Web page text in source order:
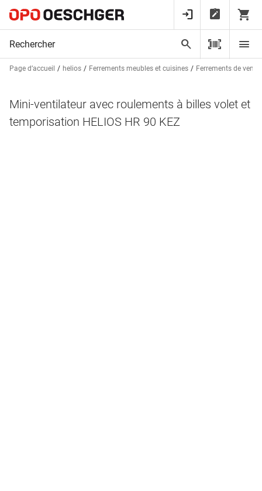
Page d’accueil helios Ferrements meubles et cuisines Ferrements de
Mini-ventilateur avec roulements à billes volet et
temporisation HELIOS HR 90 KEZ